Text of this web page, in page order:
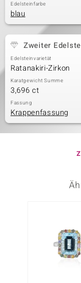
Edelsteinfarbe
blau
Zweiter
Edelsteinvarietät
Ratanakiri-Zirkon
Karatgewicht Summe
3,696 ct
Fassung
Krappenfassung